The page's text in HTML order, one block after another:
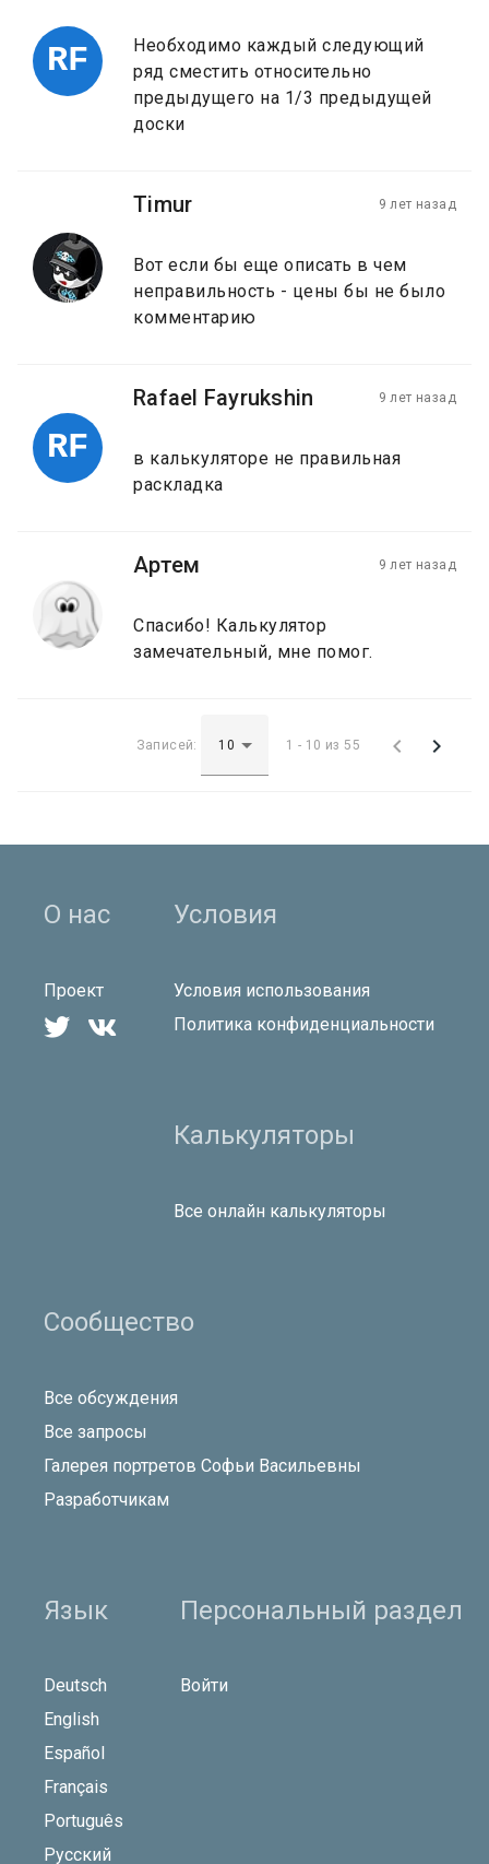
RF
Необходимо каждый следующий
ряд сместить относительно
предыдущего на 1/3 предыдущей
доски
Timur 9 лет назад
Вот если бы еще описать в чем
неправильность - цены бы не было
комментарию
RF
Rafael Fayrukshin 9 лет назад
в калькуляторе не правильная
раскладка
Артем 9 лет назад
Спасибо! Калькулятор
замечательный, мне помог.
Записей: 1 - 10 из 55  
О нас
Проект
 
Условия
Условия использования
Политика конфиденциальности
Калькуляторы
Все онлайн калькуляторы
Сообщество
Все обсуждения
Все запросы
Галерея портретов Софьи Васильевны
Разработчикам
Язык
Deutsch
English
Español
Français
Português
Русский
Персональный раздел
Войти